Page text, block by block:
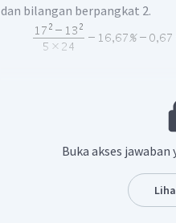
dan bilangan berpangkat 2.
Jadi, dapat disimpulkan
Buka akses